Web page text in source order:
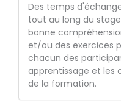
Des temps
tout au long du
bonne
et/ou des exercices
chacun des
apprentissage et les
de la formation.